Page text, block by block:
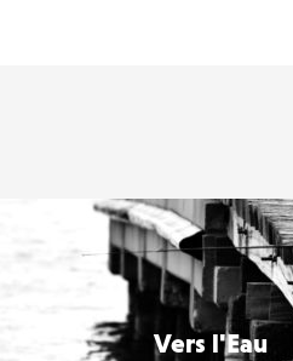
Vers l'Eau